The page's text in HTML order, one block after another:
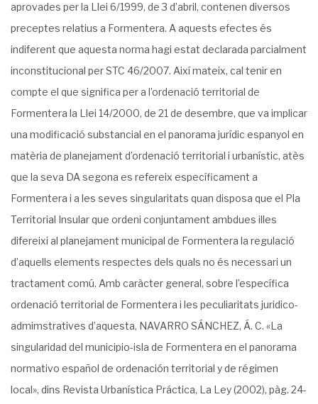
aprovades per la Llei 6/1999, de 3 d’abril, contenen diversos
preceptes relatius a Formentera. A aquests efectes és
indiferent que aquesta norma hagi estat declarada parcialment
inconstitucional per STC 46/2007. Així mateix, cal tenir en
compte el que significa per a l’ordenació territorial de
Formentera la Llei 14/2000, de 21 de desembre, que va implicar
una modificació substancial en el panorama jurídic espanyol en
matèria de planejament d’ordenació territorial i urbanístic, atès
que la seva DA segona es refereix específicament a
Formentera i a les seves singularitats quan disposa que el Pla
Territorial Insular que ordeni conjun­tament ambdues illes
difereixi al planejament municipal de Formentera la regulació
d’aquells elements respectes dels quals no és necessari un
tractament comú. Amb caràcter general, sobre l’es­pecífica
ordenació territorial de Formentera i les peculiaritats juridico-
admimstratives d’aquesta, NAVARRO SÁNCHEZ, Á. C. «La
singularidad del municipio-isla de Formentera en el panorama
norma­tivo español de ordenación territorial y de régimen
local», dins Revista Urbanística Práctica, La Ley (2002), pàg. 24-